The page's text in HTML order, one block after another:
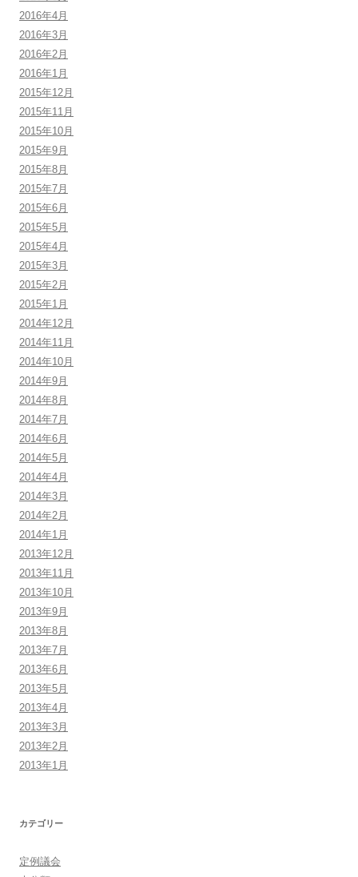
2016年4月
2016年3月
2016年2月
2016年1月
2015年12月
2015年11月
2015年10月
2015年9月
2015年8月
2015年7月
2015年6月
2015年5月
2015年4月
2015年3月
2015年2月
2015年1月
2014年12月
2014年11月
2014年10月
2014年9月
2014年8月
2014年7月
2014年6月
2014年5月
2014年4月
2014年3月
2014年2月
2014年1月
2013年12月
2013年11月
2013年10月
2013年9月
2013年8月
2013年7月
2013年6月
2013年5月
2013年4月
2013年3月
2013年2月
2013年1月
カテゴリー
定例議会